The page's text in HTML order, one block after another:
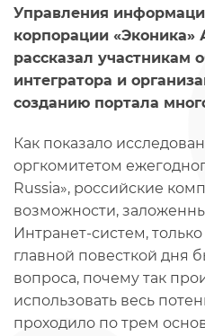
Управления
корпорации «Эконика»
рассказал участникам
интегратора и
созданию портала
Как показало
оргкомитетом
Russia», российские
возможности,
Интранет-систем,
главной повесткой дня
вопроса, почему так
использовать весь
проходило по трем